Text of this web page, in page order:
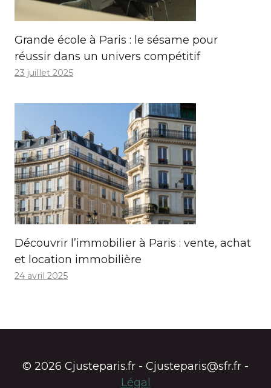
Grande école à Paris : le sésame pour
réussir dans un univers compétitif
23 juillet 2025
Découvrir l’immobilier à Paris : vente, achat
et location immobilière
24 avril 2025
© 2026 Cjusteparis.fr - Cjusteparis@sfr.fr -
Légal